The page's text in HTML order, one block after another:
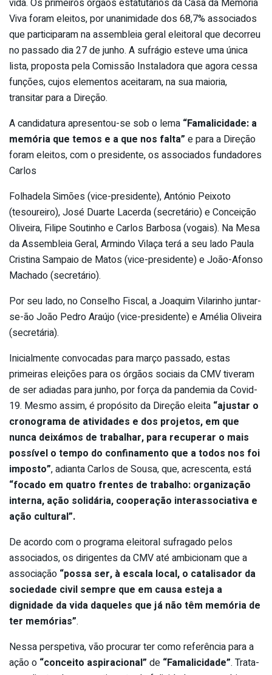
vida. Os primeiros órgãos estatutários da Casa da Memória
Viva foram eleitos, por unanimidade dos 68,7% associados
que participaram na assembleia geral eleitoral que decorreu
no passado dia 27 de junho. A sufrágio esteve uma única
lista, proposta pela Comissão Instaladora que agora cessa
funções, cujos elementos aceitaram, na sua maioria,
transitar para a Direção.
A candidatura apresentou-se sob o lema “Famalicidade: a
memória que temos e a que nos falta” e para a Direção
foram eleitos, com o presidente, os associados fundadores
Carlos
Folhadela Simões (vice-presidente), António Peixoto
(tesoureiro), José Duarte Lacerda (secretário) e Conceição
Oliveira, Filipe Soutinho e Carlos Barbosa (vogais). Na Mesa
da Assembleia Geral, Armindo Vilaça terá a seu lado Paula
Cristina Sampaio de Matos (vice-presidente) e João-Afonso
Machado (secretário).
Por seu lado, no Conselho Fiscal, a Joaquim Vilarinho juntar-
se-ão João Pedro Araújo (vice-presidente) e Amélia Oliveira
(secretária).
Inicialmente convocadas para março passado, estas
primeiras eleições para os órgãos sociais da CMV tiveram
de ser adiadas para junho, por força da pandemia da Covid-
19. Mesmo assim, é propósito da Direção eleita “ajustar o
cronograma de atividades e dos projetos, em que
nunca deixámos de trabalhar, para recuperar o mais
possível o tempo do confinamento que a todos nos foi
imposto”, adianta Carlos de Sousa, que, acrescenta, está
“focado em quatro frentes de trabalho: organização
interna, ação solidária, cooperação interassociativa e
ação cultural”.
De acordo com o programa eleitoral sufragado pelos
associados, os dirigentes da CMV até ambicionam que a
associação “possa ser, à escala local, o catalisador da
sociedade civil sempre que em causa esteja a
dignidade da vida daqueles que já não têm memória de
ter memórias”.
Nessa perspetiva, vão procurar ter como referência para a
ação o “conceito aspiracional” de “Famalicidade”. Trata-